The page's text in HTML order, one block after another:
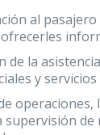
al
de la
y servicios
supervisión